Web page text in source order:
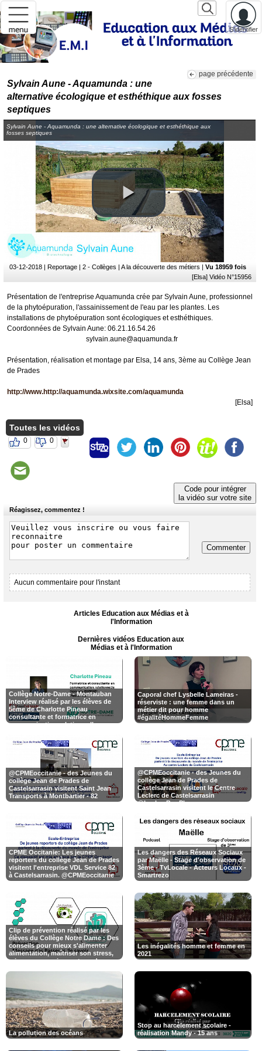
S'identifier
page précédente
Sylvain Aune - Aquamunda : une
alternative écologique et esthéthique aux fosses
septiques
Sylvain Aune - Aquamunda : une alternative écologique et esthéthique aux
fosses septiques
03-12-2018 | Reportage | 2 - Collèges | A la découverte des métiers | Vu 18959 fois
[Elsa] Vidéo N°15956
Présentation de l'entreprise Aquamunda crée par Sylvain Aune, professionnel
de la phytoépuration, l'assainissement de l'eau par les plantes. Les
installations de phytoépuration sont écologiques et esthéthiques.
Coordonnées de Sylvain Aune: 06.21.16.54.26
sylvain.aune@aquamunda.fr
Présentation, réalisation et montage par Elsa, 14 ans, 3ème au Collège Jean
de Prades
http://www.http://aquamunda.wixsite.com/aquamunda
[Elsa]
Toutes les vidéos
0 0
Code pour intégrer
la vidéo sur votre site
Réagissez, commentez !
Commenter
Aucun commentaire pour l'instant
Articles Education aux Médias et à
l'Information
Dernières vidéos Education aux
Médias et à l'Information
Collège Notre-Dame - Montauban
Interview réalisé par les élèves de
5ème de Charlotte Pineau
consultante et formatrice en
communication relationnelle,
médiatrice
Caporal chef Lysbelle Lameiras -
réserviste : une femme dans un
métier dit pour homme
#égalitéHommeFemme
@CPMEoccitanie - des Jeunes du
collège Jean de Prades de
Castelsarrasin visitent Saint Jean
Transports à Montbartier - 82
@CPMEoccitanie - des Jeunes du
collège Jean de Prades de
Castelsarrasin visitent le Centre
Leclerc de Castelsarrasin
@LeclercBonPlan
CPME Occitanie: Les jeunes
reporters du collège Jean de Prades
visitent l'entreprise VDL Service 82
Les dangers des Réseaux Sociaux
par Maëlle - Stage d'observation de
3ème - TvLocale - Acteurs Locaux -
Smartrezo
Clip de prévention réalisé par les
élèves du Collège Notre Dame : Des
conseils pour mieux s'alimenter
alimentation, maîtriser son stress,
mieux communiquer et sur dangers
Les inégalités homme et femme en
2021
La pollution des océans
Stop au harcèlement scolaire -
réalisation Mandy - 15 ans